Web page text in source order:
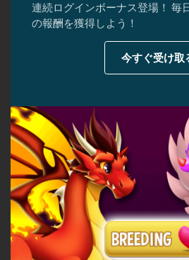
連続ログインボーナス登場！ 毎
の報酬を獲得しよう！
今すぐ受け取